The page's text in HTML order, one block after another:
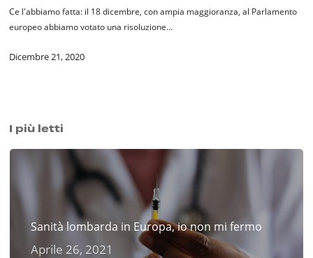
diritti
umani
Egitto
Ce l'abbiamo fatta: il 18 dicembre, con ampia maggioranza, al Parlamento
europeo abbiamo votato una risoluzione…
Dicembre 21, 2020
I più letti
Sanità lombarda in Europa, io non mi fermo
Aprile 26, 2021